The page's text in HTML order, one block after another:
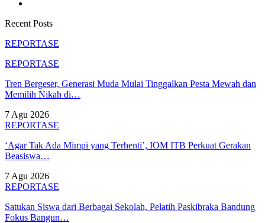
Recent Posts
REPORTASE
REPORTASE
Tren Bergeser, Generasi Muda Mulai Tinggalkan Pesta Mewah dan
Memilih Nikah di…
7 Agu 2026
REPORTASE
‘Agar Tak Ada Mimpi yang Terhenti’, IOM ITB Perkuat Gerakan
Beasiswa…
7 Agu 2026
REPORTASE
Satukan Siswa dari Berbagai Sekolah, Pelatih Paskibraka Bandung
Fokus Bangun…